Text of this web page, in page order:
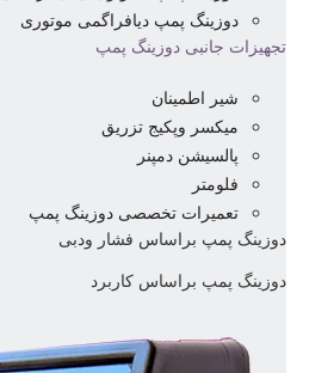
دوزینگ پمپ دیافراگمی موتوری
تجهیزات جانبی دوزینگ پمپ
شیر اطمینان
میکسر وپکیج تزریق
پالسیشن دمپنر
فلومتر
تعمیرات تخصصی دوزینگ پمپ
دوزینگ پمپ براساس فشار ودبی
دوزینگ پمپ براساس کاربرد